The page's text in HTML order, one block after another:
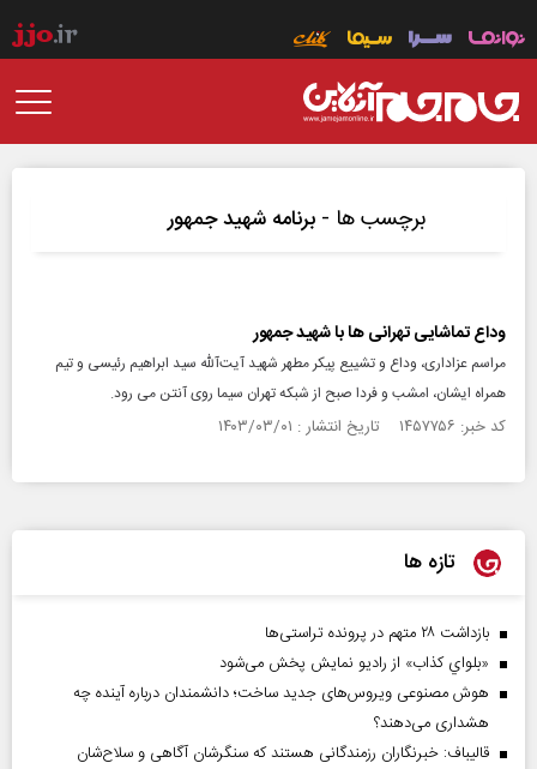
برچسب ها - برنامه شهید جمهور
وداع تماشایی تهرانی ها با شهید جمهور
مراسم عزاداری، وداع و تشییع پیکر مطهر شهید آیت‌آلله سید ابراهیم رئیسی و تیم
همراه ایشان، امشب و فردا صبح از شبکه تهران سیما روی آنتن می رود.
کد خبر: ۱۴۵۷۷۵۶ تاریخ انتشار : ۱۴۰۳/۰۳/۰۱
تازه ها
بازداشت ۲۸ متهم در پرونده تراستی‌ها
«بلواي کذاب» از رادیو نمایش پخش می‌شود
هوش مصنوعی ویروس‌های جدید ساخت؛ دانشمندان درباره آینده چه
هشداری می‌دهند؟
قالیباف: خبرنگاران رزمندگانی هستند که سنگرشان آگاهی و سلاح‌شان